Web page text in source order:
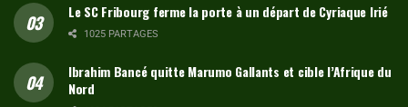
Le SC Fribourg ferme la porte à un départ de Cyriaque Irié
1025 PARTAGES
Ibrahim Bancé quitte Marumo Gallants et cible l’Afrique du
Nord